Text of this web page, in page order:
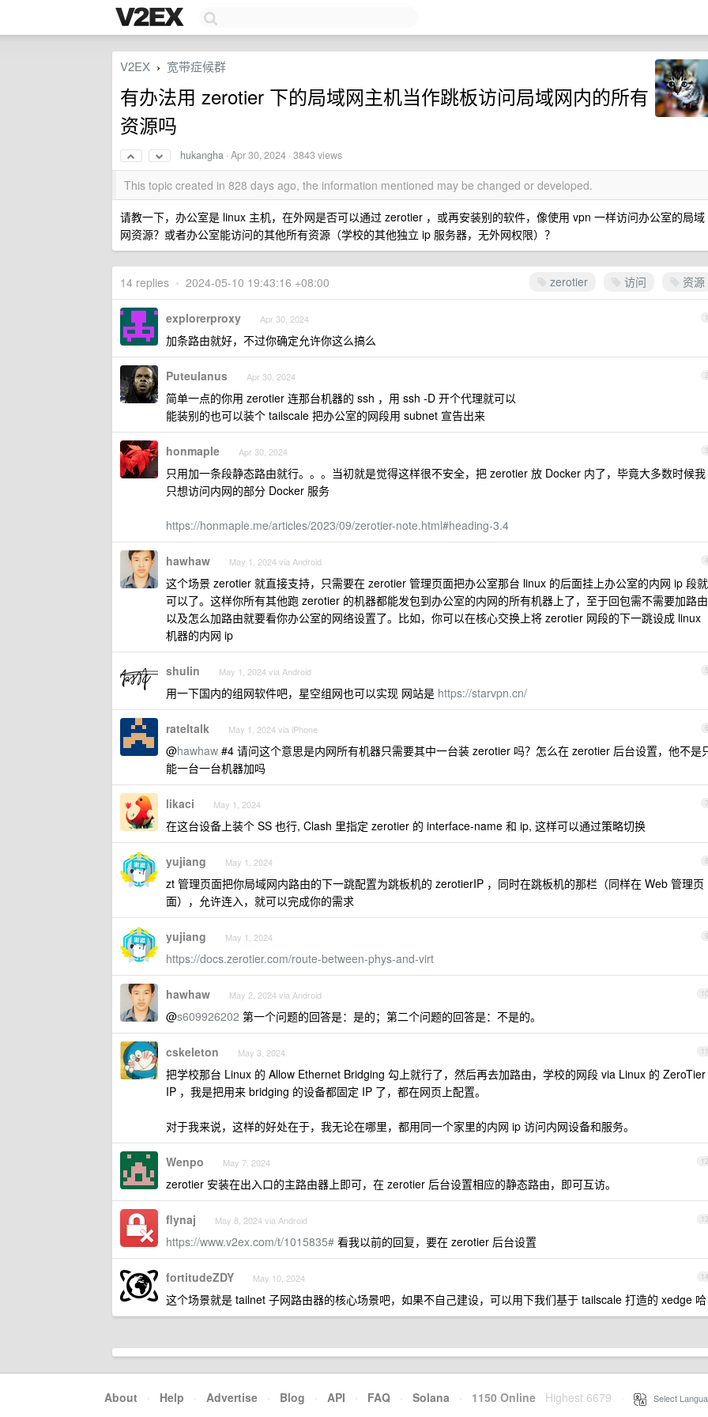
V2EX › 宽带症候群
有办法用 zerotier 下的局域网主机当作跳板访问局域网内的所有
资源吗
hukangha ·Apr 30, 2024 · 3843 views
This topic created in 828 days ago, the information mentioned may be changed or developed.
请教一下，办公室是 linux 主机，在外网是否可以通过 zerotier ，或再安装别的软件，像使用 vpn 一样访问办公室的局域
网资源？或者办公室能访问的其他所有资源（学校的其他独立 ip 服务器，无外网权限）？
zerotier 访问 资源
14 replies • 2024-05-10 19:43:16 +08:00
1
explorerproxy Apr 30, 2024
加条路由就好，不过你确定允许你这么搞么
2
Puteulanus Apr 30, 2024
简单一点的你用 zerotier 连那台机器的 ssh ，用 ssh -D 开个代理就可以
能装别的也可以装个 tailscale 把办公室的网段用 subnet 宣告出来
3
honmaple Apr 30, 2024
只用加一条段静态路由就行。。。当初就是觉得这样很不安全，把 zerotier 放 Docker 内了，毕竟大多数时候我
只想访问内网的部分 Docker 服务
https://honmaple.me/articles/2023/09/zerotier-note.html#heading-3.4
4
hawhaw May 1, 2024 via Android
这个场景 zerotier 就直接支持，只需要在 zerotier 管理页面把办公室那台 linux 的后面挂上办公室的内网 ip 段就
可以了。这样你所有其他跑 zerotier 的机器都能发包到办公室的内网的所有机器上了，至于回包需不需要加路由
以及怎么加路由就要看你办公室的网络设置了。比如，你可以在核心交换上将 zerotier 网段的下一跳设成 linux
机器的内网 ip
5
shulin May 1, 2024 via Android
用一下国内的组网软件吧，星空组网也可以实现 网站是 https://starvpn.cn/
6
rateltalk May 1, 2024 via iPhone
@hawhaw #4 请问这个意思是内网所有机器只需要其中一台装 zerotier 吗？怎么在 zerotier 后台设置，他不是
能一台一台机器加吗
7
likaci May 1, 2024
在这台设备上装个 SS 也行, Clash 里指定 zerotier 的 interface-name 和 ip, 这样可以通过策略切换
8
yujiang May 1, 2024
zt 管理页面把你局域网内路由的下一跳配置为跳板机的 zerotierIP ，同时在跳板机的那栏（同样在 Web 管理页
面），允许连入，就可以完成你的需求
9
yujiang May 1, 2024
https://docs.zerotier.com/route-between-phys-and-virt
10
hawhaw May 2, 2024 via Android
@s609926202 第一个问题的回答是：是的；第二个问题的回答是：不是的。
11
cskeleton May 3, 2024
把学校那台 Linux 的 Allow Ethernet Bridging 勾上就行了，然后再去加路由，学校的网段 via Linux 的 ZeroTier
IP ，我是把用来 bridging 的设备都固定 IP 了，都在网页上配置。
对于我来说，这样的好处在于，我无论在哪里，都用同一个家里的内网 ip 访问内网设备和服务。
12
Wenpo May 7, 2024
zerotier 安装在出入口的主路由器上即可，在 zerotier 后台设置相应的静态路由，即可互访。
13
flynaj May 8, 2024 via Android
https://www.v2ex.com/t/1015835# 看我以前的回复，要在 zerotier 后台设置
14
fortitudeZDY May 10, 2024
这个场景就是 tailnet 子网路由器的核心场景吧，如果不自己建设，可以用下我们基于 tailscale 打造的 xedge 哈
About · Help · Advertise · Blog · API · FAQ · Solana · 1150 Online Highest 6679 Select